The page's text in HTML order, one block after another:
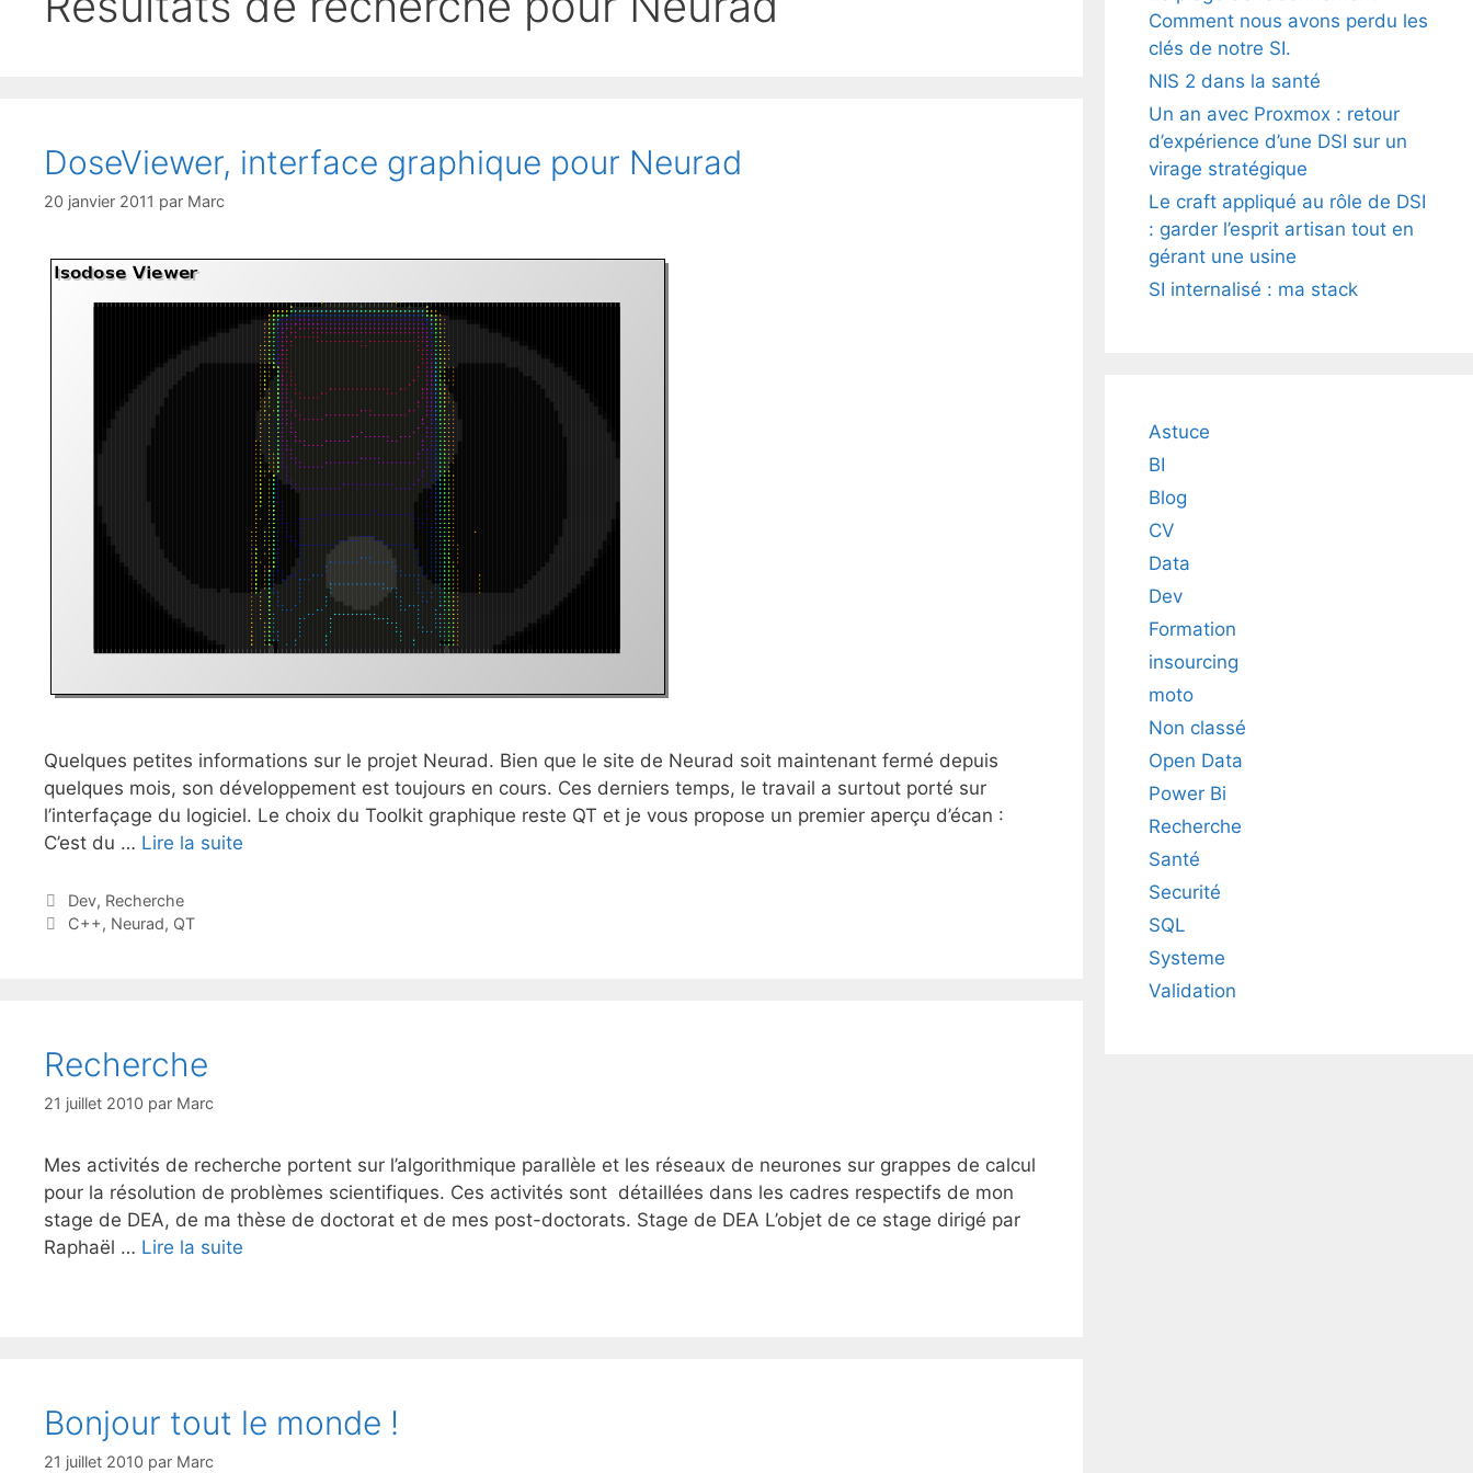
DoseViewer, interface graphique pour Neurad
20 janvier 2011 par Marc
Quelques petites informations sur le projet Neurad. Bien que le site de Neurad soit maintenant fermé depuis
quelques mois, son développement est toujours en cours. Ces derniers temps, le travail a surtout porté sur
l’interfaçage du logiciel. Le choix du Toolkit graphique reste QT et je vous propose un premier aperçu d’écan :
C’est du … Lire la suite
Catégories
Dev, Recherche
Étiquettes
C++, Neurad, QT
Recherche
21 juillet 2010 par Marc
Mes activités de recherche portent sur l’algorithmique parallèle et les réseaux de neurones sur grappes de calcul
pour la résolution de problèmes scientifiques. Ces activités sont détaillées dans les cadres respectifs de mon
stage de DEA, de ma thèse de doctorat et de mes post-doctorats. Stage de DEA L’objet de ce stage dirigé par
Raphaël … Lire la suite
Bonjour tout le monde !
21 juillet 2010 par Marc
Comment nous avons perdu les
clés de notre SI.
NIS 2 dans la santé
Un an avec Proxmox : retour
d’expérience d’une DSI sur un
virage stratégique
Le craft appliqué au rôle de DSI
: garder l’esprit artisan tout en
gérant une usine
SI internalisé : ma stack
Astuce
BI
Blog
CV
Data
Dev
Formation
insourcing
moto
Non classé
Open Data
Power Bi
Recherche
Santé
Securité
SQL
Systeme
Validation